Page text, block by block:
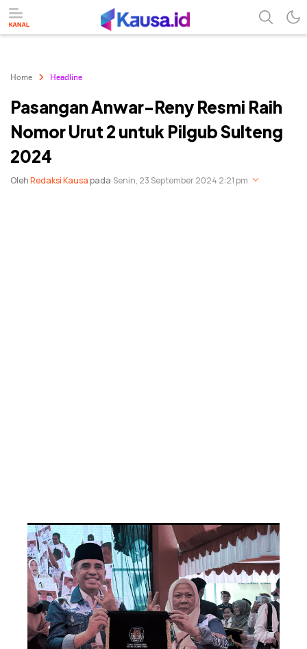
Home Headline
Pasangan Anwar-Reny Resmi Raih
Nomor Urut 2 untuk Pilgub Sulteng
2024
OlehRedaksi Kausapada Senin, 23 September 2024 2:21 pm